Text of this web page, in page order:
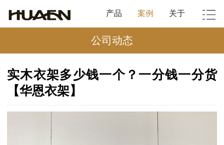
产品 案例 关于
公司动态
实木衣架多少钱一个？一分钱一分货
【华恩衣架】